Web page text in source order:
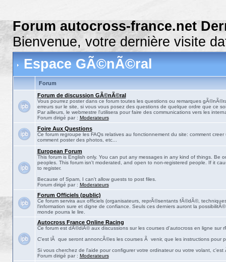
Forum autocross-france.net
Bienvenue, votre dernière visite
Espace GÃ©nÃ©ral
Forum
Forum de discussion GÃ©nÃ©ral
Vous pourrez poster dans ce forum toutes les questions ou remarques
erreurs sur le site, si vous vous posez des questions de quelque ordre que ce
Par ailleurs, le webmestre l'utilisera pour faire des communications vers les
Forum dirigé par : Moderateurs
Foire Aux Questions
Ce forum regroupe les FAQs relatives au fonctionnement du site: comment creer
comment poster des photos, etc...
European Forum
This forum is English only. You can put any messages in any kind of things. Be
peoples. This forum isn't moderated, and open to non-registered people. If it
to register.
Because of Spam, I can't allow guests to post files.
Forum dirigé par : Moderateurs
Forum Officiels (public)
Ce forum servira aux officiels (organisateurs, reprÃ©sentants fÃ©dÃ©,
l'information sure et digne de confiance. Seuls ces derniers auront la
monde pourra le lire.
Autocross France Online Racing
Ce forum est dÃ©diÃ© aux discussions sur les courses d'autocross en ligne sur
C'est lÃ que seront annoncÃ©es les courses Ã venir, que les instructions pour
Si vous cherchez de l'aide pour configurer votre ordinateur ou votre volant, c'est
Forum dirigé par : Moderateurs